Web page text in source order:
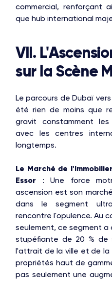
commercial, renforçant
que hub international
VII.
sur la Scène
Le parcours de Dubaï
été rien de moins que
gravit constamment
avec les centres
longtemps.
Le Marché de
Essor : Une force
ascension est son
dans le segment
rencontre l'opulence. Au
seulement, ce segment
stupéfiante de 20 % de
l'attrait de la ville et de
propriétés haut de
pas seulement une